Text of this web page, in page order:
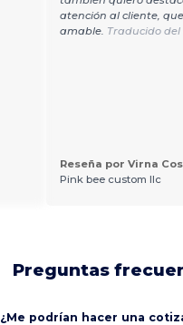
atención al cliente,
amable. Traducido del
Reseña por Virna
Pink bee custom llc
Preguntas
¿Me podrían hacer una